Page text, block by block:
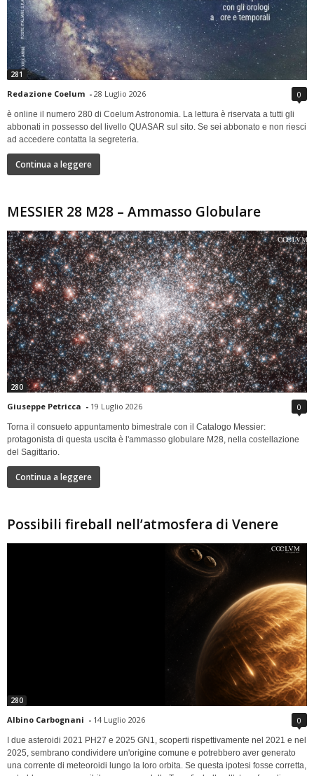
281
Redazione Coelum - 28 Luglio 2026 0
è online il numero 280 di Coelum Astronomia. La lettura è riservata a tutti gli
abbonati in possesso del livello QUASAR sul sito. Se sei abbonato e non riesci
ad accedere contatta la segreteria.
Continua a leggere
MESSIER 28 M28 – Ammasso Globulare
280
Giuseppe Petricca - 19 Luglio 2026 0
Torna il consueto appuntamento bimestrale con il Catalogo Messier:
protagonista di questa uscita è l'ammasso globulare M28, nella costellazione
del Sagittario.
Continua a leggere
Possibili fireball nell’atmosfera di Venere
280
Albino Carbognani - 14 Luglio 2026 0
I due asteroidi 2021 PH27 e 2025 GN1, scoperti rispettivamente nel 2021 e nel
2025, sembrano condividere un'origine comune e potrebbero aver generato
una corrente di meteoroidi lungo la loro orbita. Se questa ipotesi fosse corretta,